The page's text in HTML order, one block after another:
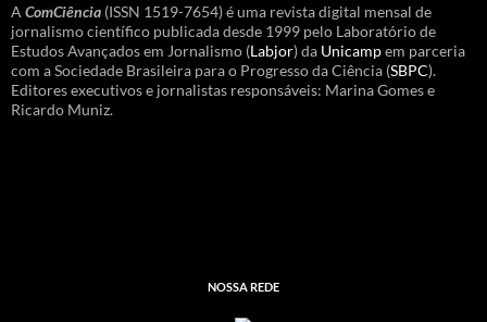
A ComCiência (ISSN 1519-7654) é uma revista digital mensal de
jornalismo científico publicada desde 1999 pelo Laboratório de
Estudos Avançados em Jornalismo (Labjor) da Unicampem parceria
com a Sociedade Brasileira para o Progresso da Ciência (SBPC).
Editores executivos e jornalistas responsáveis: Marina Gomes e
Ricardo Muniz.
NOSSA REDE